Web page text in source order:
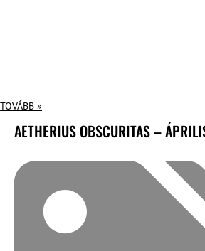
TOVÁBB »
AETHERIUS OBSCURITAS –